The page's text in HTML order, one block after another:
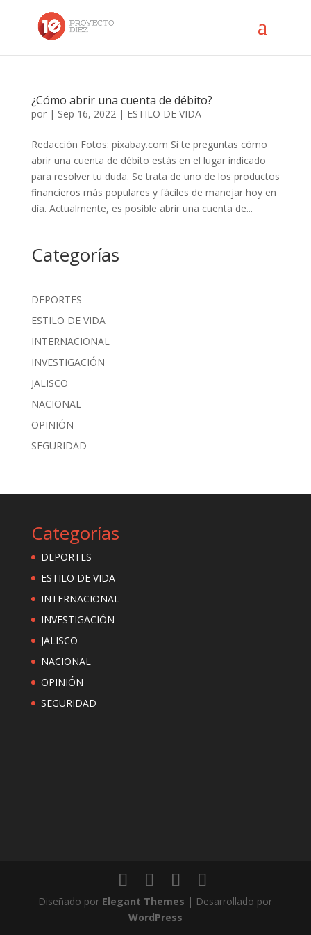
¿Cómo abrir una cuenta de débito?
por | Sep 16, 2022| ESTILO DE VIDA
Redacción Fotos: pixabay.com Si te preguntas cómo
abrir una cuenta de débito estás en el lugar indicado
para resolver tu duda. Se trata de uno de los productos
financieros más populares y fáciles de manejar hoy en
día. Actualmente, es posible abrir una cuenta de...
Categorías
DEPORTES
ESTILO DE VIDA
INTERNACIONAL
INVESTIGACIÓN
JALISCO
NACIONAL
OPINIÓN
SEGURIDAD
Categorías
DEPORTES
ESTILO DE VIDA
INTERNACIONAL
INVESTIGACIÓN
JALISCO
NACIONAL
OPINIÓN
SEGURIDAD
Diseñado por Elegant Themes | Desarrollado por
WordPress